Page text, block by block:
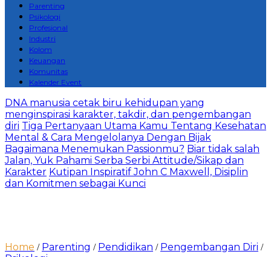
Parenting
Psikologi
Profesional
Industri
Kolom
Keuangan
Komunitas
Kalender Event
DNA manusia cetak biru kehidupan yang
menginspirasi karakter, takdir, dan pengembangan
diri Tiga Pertanyaan Utama Kamu Tentang Kesehatan
Mental & Cara Mengelolanya Dengan Bijak
Bagaimana Menemukan Passionmu? Biar tidak salah
Jalan, Yuk Pahami Serba Serbi Attitude/Sikap dan
Karakter Kutipan Inspiratif John C Maxwell, Disiplin
dan Komitmen sebagai Kunci
Home / Parenting / Pendidikan / Pengembangan Diri /